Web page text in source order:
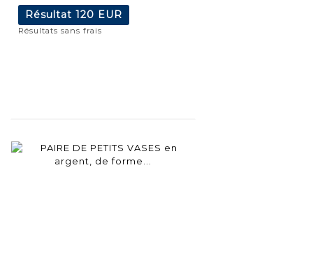
Résultat 120 EUR
Résultats sans frais